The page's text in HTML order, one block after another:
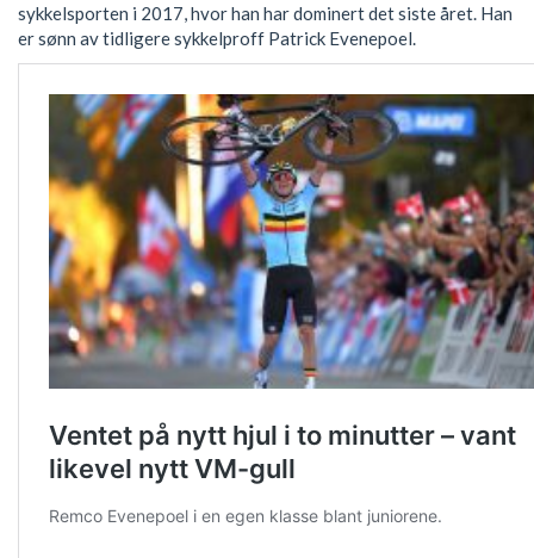
sykkelsporten i 2017, hvor han har dominert det siste året. Han
er sønn av tidligere sykkelproff Patrick Evenepoel.